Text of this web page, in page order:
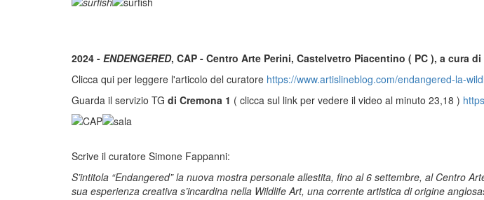
2024 - ENDENGERED, CAP - Centro Arte Perini, Castelvetro Piacentino ( PC ), a cura
Clicca qui per leggere l'articolo del curatore https://www.artislineblog.com/endangered-la-
Guarda il servizio TG di Cremona 1 ( clicca sul link per vedere il video al minuto 23,18 )
Scrive il curatore Simone Fappanni:
S’intitola “Endangered” la nuova mostra personale allestita, fino al 6 settembre, al Centro
sua esperienza creativa s’incardina nella Wildlife Art, una corrente artistica di origine